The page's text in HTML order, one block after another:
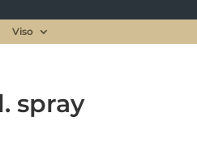
Viso
spray